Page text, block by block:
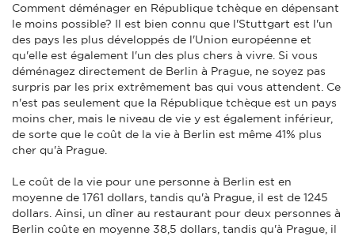
Comment déménager en République tchèque en dépensant
le moins possible? Il est bien connu que l'Stuttgart est l'un
des pays les plus développés de l'Union européenne et
qu'elle est également l'un des plus chers à vivre. Si vous
déménagez directement de Berlin à Prague, ne soyez pas
surpris par les prix extrêmement bas qui vous attendent. Ce
n'est pas seulement que la République tchèque est un pays
moins cher, mais le niveau de vie y est également inférieur,
de sorte que le coût de la vie à Berlin est même 41% plus
cher qu'à Prague.
Le coût de la vie pour une personne à Berlin est en
moyenne de 1761 dollars, tandis qu'à Prague, il est de 1245
dollars. Ainsi, un dîner au restaurant pour deux personnes à
Berlin coûte en moyenne 38,5 dollars, tandis qu'à Prague, il